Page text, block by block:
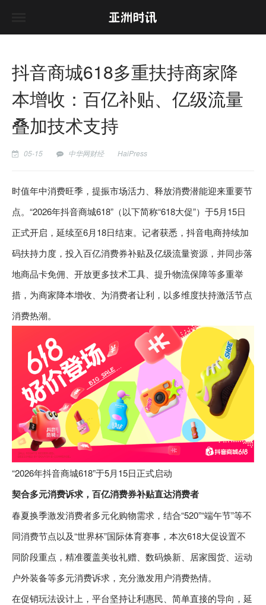
抖音商城618多重扶持商家降
本增收：百亿补贴、亿级流量
叠加技术支持
05-15 中华网财经 HaiPress
时值年中消费旺季，提振市场活力、释放消费潜能迎来重要节
点。“2026年抖音商城618”（以下简称“618大促”）于5月15日
正式开启，延续至6月18日结束。记者获悉，抖音电商持续加
码扶持力度，投入百亿消费券补贴及亿级流量资源，并同步落
地商品卡免佣、开放更多技术工具、提升物流保障等多重举
措，为商家降本增收、为消费者让利，以多维度扶持激活节点
消费热潮。
“2026年抖音商城618”于5月15日正式启动
契合多元消费诉求，百亿消费券补贴直达消费者
春夏换季激发消费者多元化购物需求，结合“520”“端午节”等不
同消费节点以及“世界杯”国际体育赛事，本次618大促设置不
同阶段重点，精准覆盖美妆礼赠、数码焕新、居家囤货、运动
户外装备等多元消费诉求，充分激发用户消费热情。
在促销玩法设计上，平台坚持让利惠民、简单直接的导向，延